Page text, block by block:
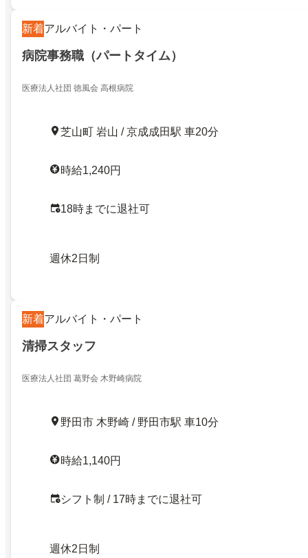
新着アルバイト・パート
病院事務職（パートタイム）
医療法人社団 徳風会 高根病院
芝山町 岩山 / 京成成田駅 車20分
時給1,240円
18時までに退社可
週休2日制
新着アルバイト・パート
清掃スタッフ
医療法人社団 葛野会 木野崎病院
野田市 木野崎 / 野田市駅 車10分
時給1,140円
シフト制 / 17時までに退社可
週休2日制